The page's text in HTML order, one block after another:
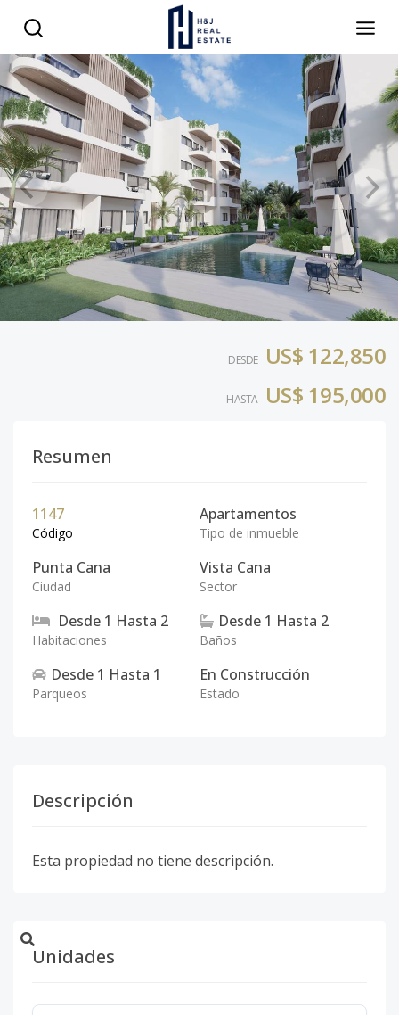
DESDE US$ 122,850
HASTA US$ 195,000
Resumen
1147
Código
Apartamentos
Tipo de inmueble
Punta Cana
Ciudad
Vista Cana
Sector
Desde 1 Hasta 2
Habitaciones
Desde 1 Hasta 2
Baños
Desde 1 Hasta 1
Parqueos
En Construcción
Estado
Descripción
Esta propiedad no tiene descripción.
Unidades